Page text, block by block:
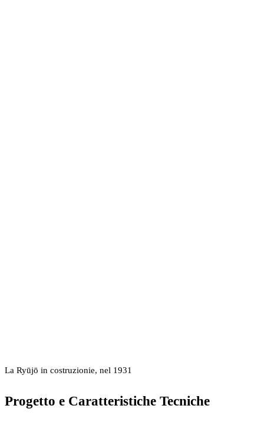
La Ryūjō in costruzionie, nel 1931
Progetto e Caratteristiche Tecniche